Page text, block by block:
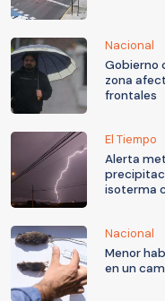
Nacional
Gobierno
zona
frontales
El Tiempo
Alerta
isoterma
Nacional
Menor
en un